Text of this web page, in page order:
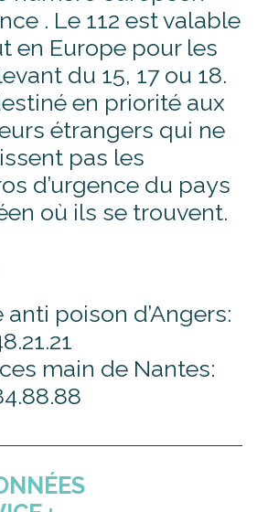
. Le 112 est valable
en Europe pour les
du 15, 17 ou 18.
en priorité aux
étrangers qui ne
pas les
d’urgence du pays
où ils se trouvent.
anti poison d’Angers:
main de Nantes: